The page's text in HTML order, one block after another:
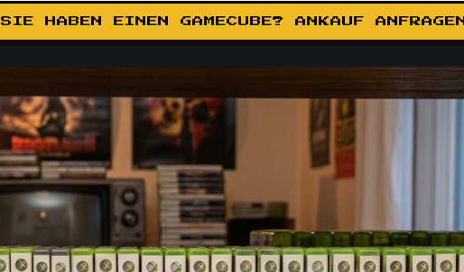
SIE HABEN EINEN GAMECUBE? ANKAUF ANFRAGEN